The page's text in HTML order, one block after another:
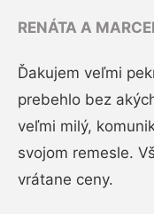
RENÁTA A
Ďakujem veľmi
prebehlo bez
veľmi milý,
svojom remesle.
vrátane ceny.